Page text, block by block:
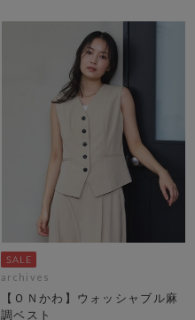
archives
【ＯＮかわ】ウォッシャブル麻
調ベスト